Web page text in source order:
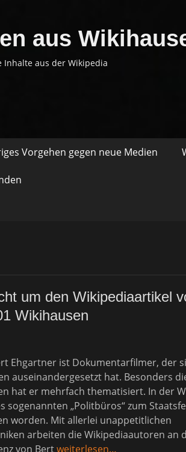
aus
Inhalte aus der Wikipedia
Vorgehen gegen neue Medien
um den Wikipediaartikel
Wikihausen
Ehgartner ist Dokumentarfilmer, der
auseinandergesetzt hat. Besonders
hat er mehrfach thematisiert. In der
sogenannten „Politbüros“ zum
worden. Mit allerlei unappetitlichen
arbeiten die Wikipediaautoren an
von Bertweiterlesen…